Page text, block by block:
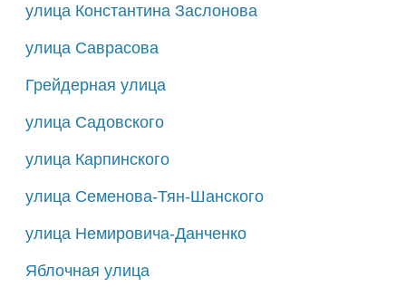
улица Константина Заслонова
улица Саврасова
Грейдерная улица
улица Садовского
улица Карпинского
улица Семенова-Тян-Шанского
улица Немировича-Данченко
Яблочная улица